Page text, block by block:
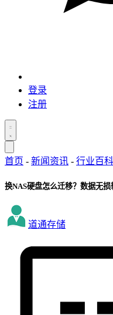
登录
注册
首页 - 新闻资讯 - 行业百科
换NAS硬盘怎么迁移？数据无
道通存储